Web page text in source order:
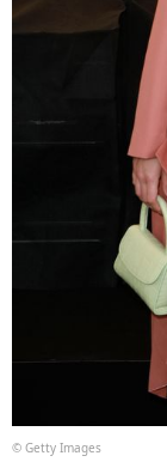
© Getty Images